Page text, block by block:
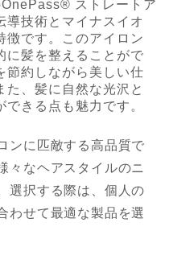
ストレートア
導技術とマイナスイオ
徴です。このアイロン
に髪を整えることがで
節約しながら美しい仕
た、髪に自然な光沢と
きる点も魅力です。
ンに匹敵する高品質で
々なヘアスタイルのニ
選択する際は、個人の
わせて最適な製品を選